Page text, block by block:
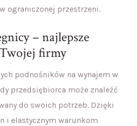
ograniczonej przestrzeni.
– najlepsze
firmy
podnośników na wynajem w
przedsiębiorca może znaleźć
do swoich potrzeb. Dzięki
i elastycznym warunkom